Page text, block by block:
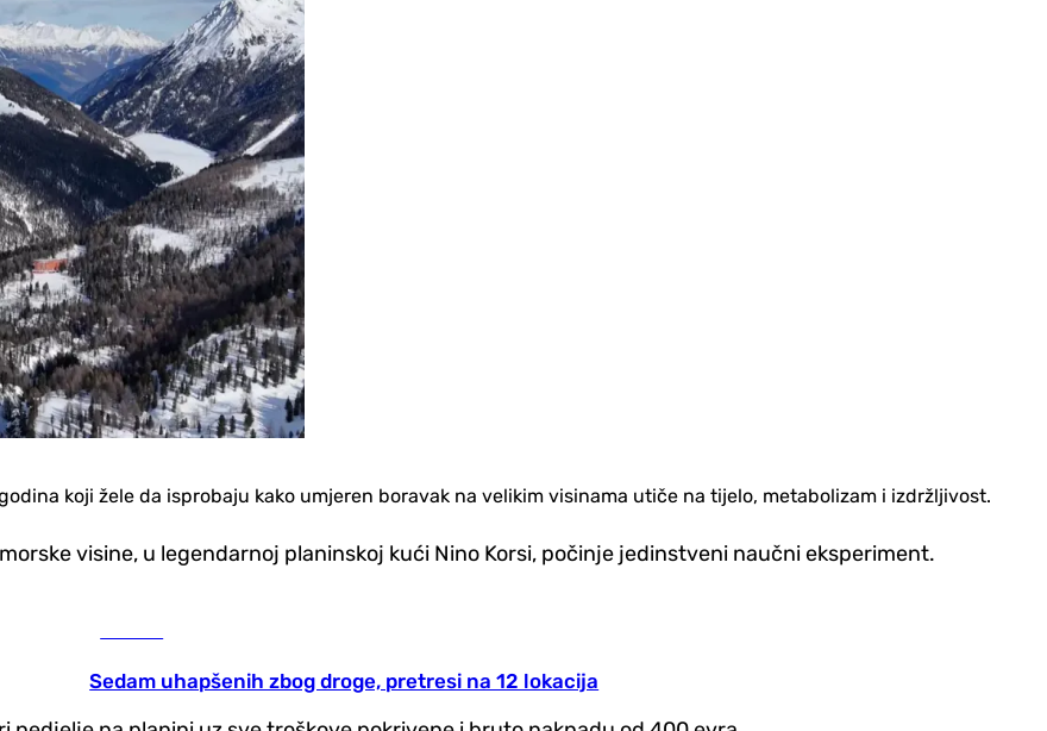
koji žele da isprobaju kako umjeren boravak na velikim visinama utiče na tijelo, metabolizam i izdržljivost.
visine, u legendarnoj planinskoj kući Nino Korsi, počinje jedinstveni naučni eksperiment.
Sedam uhapšenih zbog droge, pretresi na 12 lokacija